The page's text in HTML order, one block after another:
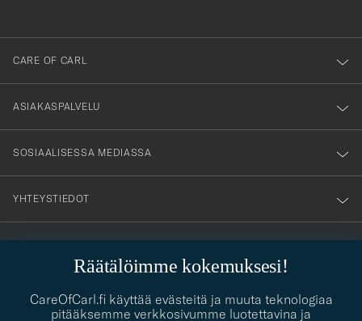
Räätälöimme kokemuksesi!
CareOfCarl.fi käyttää evästeitä ja muuta teknologiaa
pitääksemme verkkosivumme luotettavina ja
dig
till
vårt
nyhetsbrev!
CARE OF CARL
ASIAKASPALVELU
SOSIAALISESSA MEDIASSA
YHTEYSTIEDOT
contact@careofcarl.com
PUKEUTUMISNEUVONTA
Kaipaatko apua oman tyylisi löytämiseen? Me autamme sinua
mielellämme!